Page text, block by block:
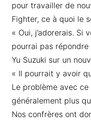
pour travailler de
Fighter, ce à quoi le
« Oui, j’adorerais. Si
pourrai pas répondre
Yu Suzuki sur un
« Il pourrait y avoir
Le problème avec
généralement plus
Nos confrères ont